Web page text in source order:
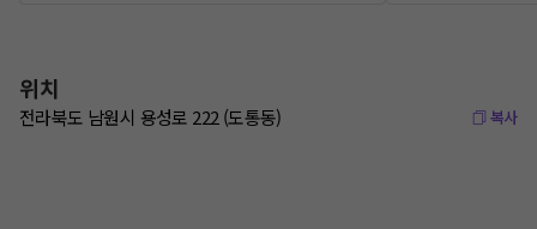
위치
전라북도 남원시 용성로 222 (도통동) 복사